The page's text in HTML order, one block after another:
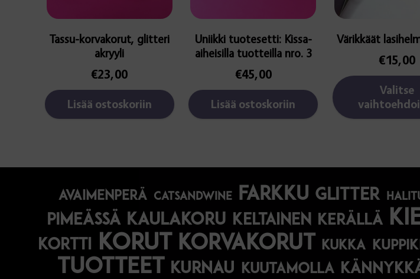
Tassu-korvakorut, glitteri
akryyli
€23,00
Lisää ostoskoriin
Uniikki tuotesetti: Kissa-
aiheisilla tuotteilla nro. 3
€45,00
Lisää ostoskoriin
Värikkäät
€15,00
Valitse
avaimenperä catsandwine farkku glitter
pimeässä kaulakoru keltainen kerällä
kortti korut korvakorut kukka
tuotteet
kurnau kuutamolla